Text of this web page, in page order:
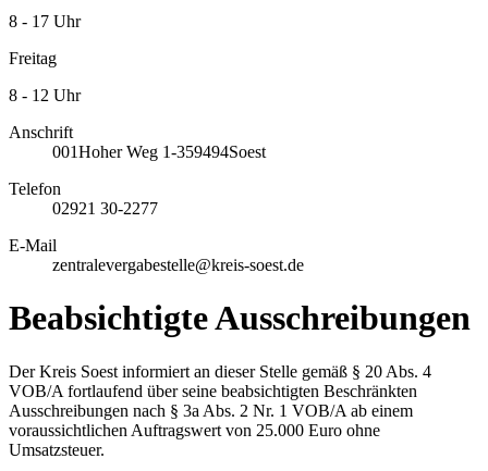
8 - 17 Uhr
Freitag
8 - 12 Uhr
Anschrift
001Hoher Weg 1-359494Soest
Telefon
02921 30-2277
E-Mail
zentralevergabestelle@kreis-soest.de
Beabsichtigte Ausschreibungen
Der Kreis Soest informiert an dieser Stelle gemäß § 20 Abs. 4
VOB/A fortlaufend über seine beabsichtigten Beschränkten
Ausschreibungen nach § 3a Abs. 2 Nr. 1 VOB/A ab einem
voraussichtlichen Auftragswert von 25.000 Euro ohne
Umsatzsteuer.